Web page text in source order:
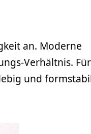
an. Moderne
Verhältnis.
und